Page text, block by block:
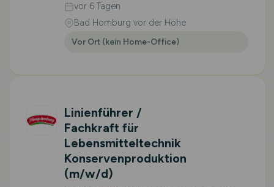
vor 6 Tagen
Bad Homburg vor der Höhe
Vor Ort (kein Home-Office)
Linienführer /
Fachkraft für
Lebensmitteltechnik
Konservenproduktion
(m/w/d)